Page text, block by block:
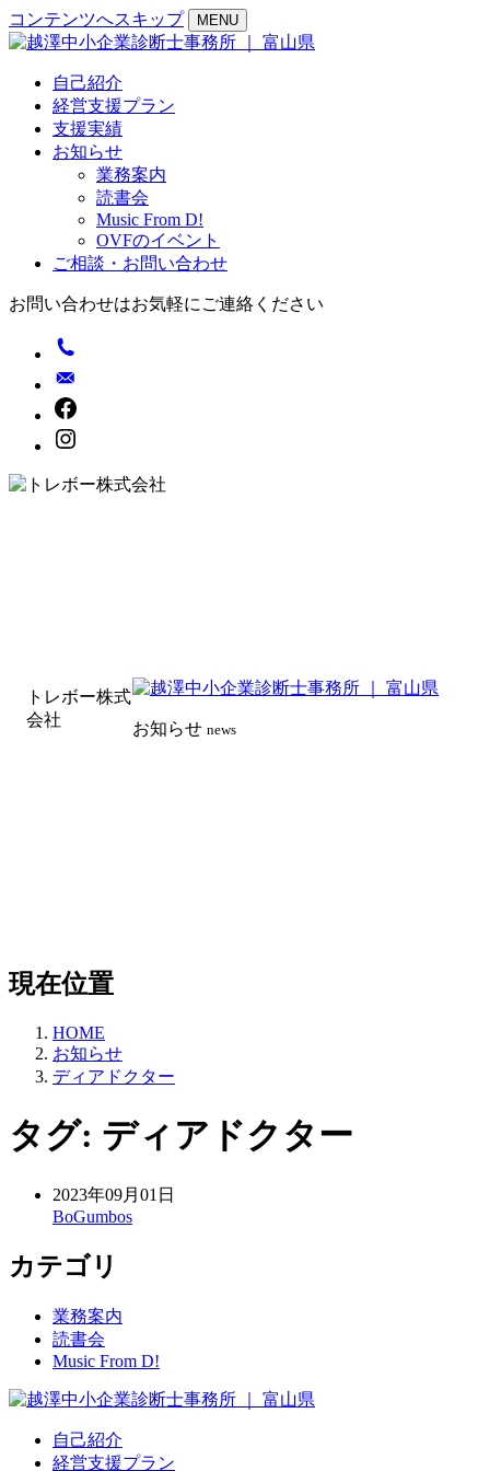
コンテンツへスキップ MENU
自己紹介
経営支援プラン
支援実績
お知らせ
業務案内
読書会
Music From D!
OVFのイベント
ご相談・お問い合わせ
お問い合わせはお気軽にご連絡ください
トレボー株式
会社
お知らせ news
現在位置
HOME
お知らせ
ディアドクター
タグ: ディアドクター
2023年09月01日
BoGumbos
カテゴリ
業務案内
読書会
Music From D!
自己紹介
経営支援プラン